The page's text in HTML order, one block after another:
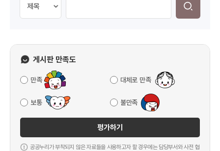
게시판 만족도
만족 대체로 만족
보통 불만족
평가하기
공공누리가 부착되지 않은 자료들을 사용하고자 할 경우에는 담당부서와 사전 협